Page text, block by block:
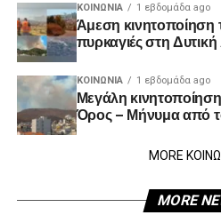
ΚΟΙΝΩΝΊΑ 1 εβδομάδα ago
Άμεση
πυρκαγιές στη
ΚΟΙΝΩΝΊΑ 1 εβδομάδα ago
Μεγάλη
Όρος – Μήνυμα από
MORE
MORE